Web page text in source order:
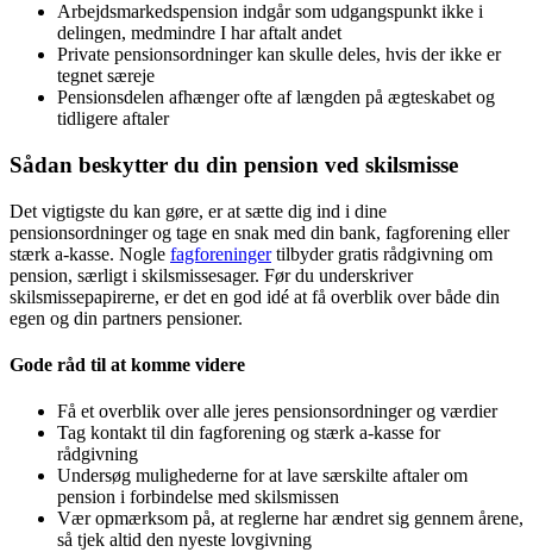
Arbejdsmarkedspension indgår som udgangspunkt ikke i
delingen, medmindre I har aftalt andet
Private pensionsordninger kan skulle deles, hvis der ikke er
tegnet særeje
Pensionsdelen afhænger ofte af længden på ægteskabet og
tidligere aftaler
Sådan beskytter du din pension ved skilsmisse
Det vigtigste du kan gøre, er at sætte dig ind i dine
pensionsordninger og tage en snak med din bank, fagforening eller
stærk a-kasse. Nogle fagforeningertilbyder gratis rådgivning om
pension, særligt i skilsmissesager. Før du underskriver
skilsmissepapirerne, er det en god idé at få overblik over både din
egen og din partners pensioner.
Gode råd til at komme videre
Få et overblik over alle jeres pensionsordninger og værdier
Tag kontakt til din fagforening og stærk a-kasse for
rådgivning
Undersøg mulighederne for at lave særskilte aftaler om
pension i forbindelse med skilsmissen
Vær opmærksom på, at reglerne har ændret sig gennem årene,
så tjek altid den nyeste lovgivning